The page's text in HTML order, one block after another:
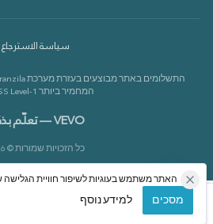
האתר משתמש בעוגיות לשיפור חוויית הגלישה
מסכים למידע נוסף
سياسة الاسترجاع
המחמיר ביותר PCI DSS Level-1
VEVO — تعلّم بذكاء.
כל הזכויות שמורות © 2026
بدي أعرف عن القاموس 📘
الرئيسية